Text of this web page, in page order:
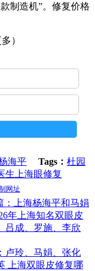
制造机”。修复价格
）
海平 Tags： 杜园
生 上海眼修复
网址
：上海杨海平和马娟
年上海知名双眼皮
吕成、罗施、李欣
卢玲、马娟、张化
上海双眼皮修复哪